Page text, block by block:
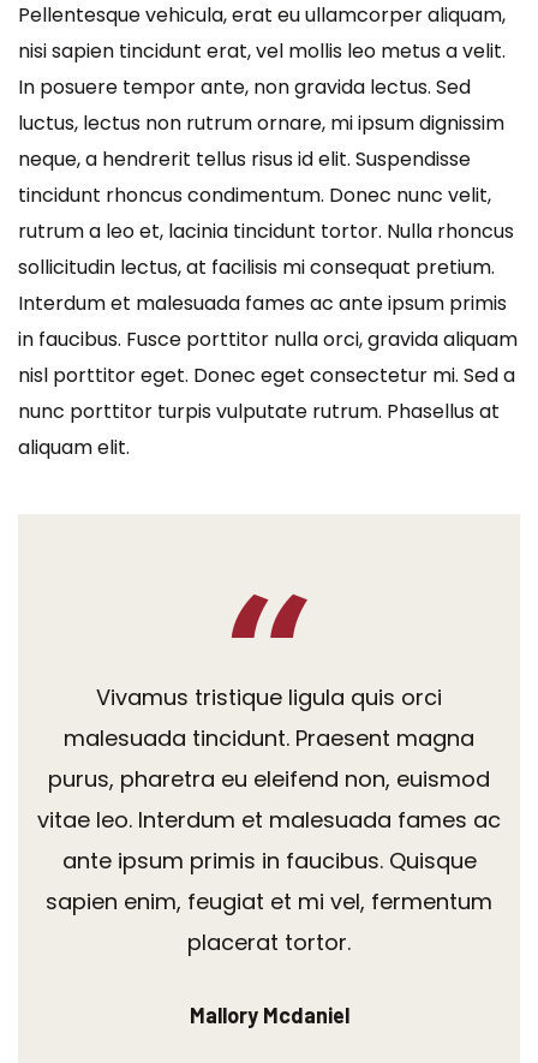
Pellentesque vehicula, erat eu ullamcorper aliquam,
nisi sapien tincidunt erat, vel mollis leo metus a velit.
In posuere tempor ante, non gravida lectus. Sed
luctus, lectus non rutrum ornare, mi ipsum dignissim
neque, a hendrerit tellus risus id elit. Suspendisse
tincidunt rhoncus condimentum. Donec nunc velit,
rutrum a leo et, lacinia tincidunt tortor. Nulla rhoncus
sollicitudin lectus, at facilisis mi consequat pretium.
Interdum et malesuada fames ac ante ipsum primis
in faucibus. Fusce porttitor nulla orci, gravida aliquam
nisl porttitor eget. Donec eget consectetur mi. Sed a
nunc porttitor turpis vulputate rutrum. Phasellus at
aliquam elit.
Vivamus tristique ligula quis orci
malesuada tincidunt. Praesent magna
purus, pharetra eu eleifend non, euismod
vitae leo. Interdum et malesuada fames ac
ante ipsum primis in faucibus. Quisque
sapien enim, feugiat et mi vel, fermentum
placerat tortor.
Mallory Mcdaniel